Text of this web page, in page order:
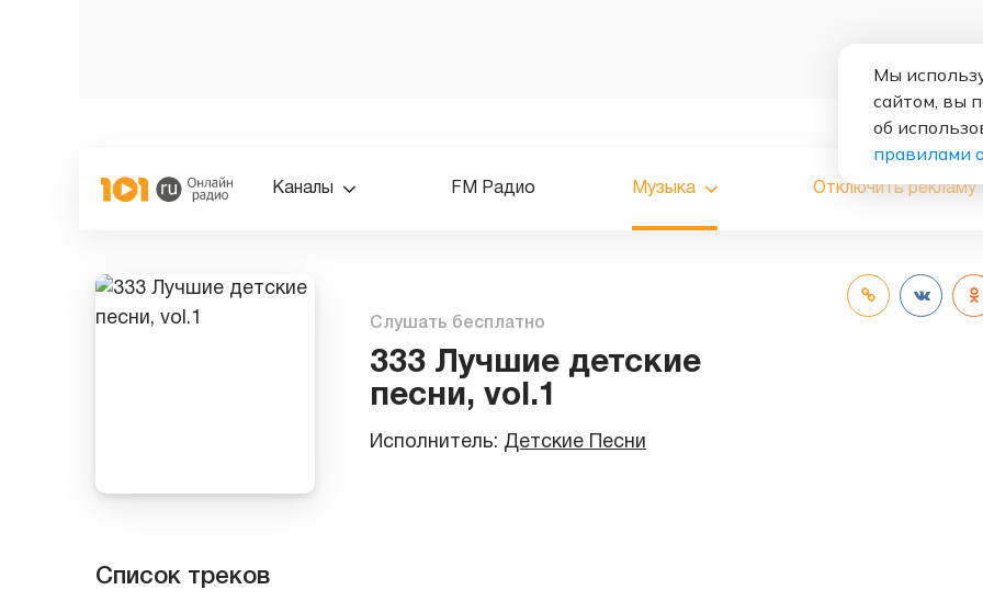
Каналы FM Радио Музыка Отключить рекламу
Слушать бесплатно
333 Лучшие детские
песни, vol.1
Исполнитель: Детские Песни
Список треков
Мы
сайтом, вы
об
правилами